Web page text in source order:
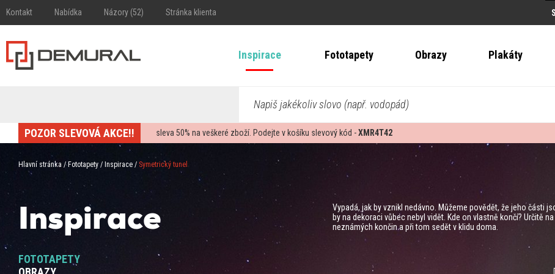
Kontakt Nabídka Názory (52) Stránka klienta
Inspirace Fototapety Obrazy Plakáty
Napiš jakékoliv slovo (např. vodopád)
POZOR SLEVOVÁ AKCE!! sleva50% na veškeré zboží. Podejte v košíku slevový kód -XMR4T42
Hlavní stránka / Fototapety / Inspirace / Symetrický tunel
Inspirace
FOTOTAPETY
Vypadá, jak by vznikl nedávno. Můžeme povědět, že jeho části
by na dekoraci vůbec nebyl vidět. Kde on vlastně končí? Určitě
neznámých končin a při tom sedět v klidu doma.